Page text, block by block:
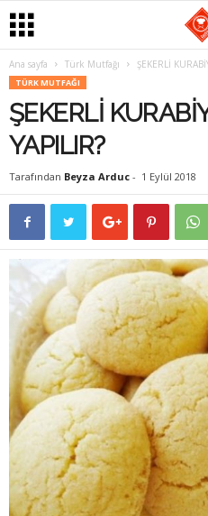
Ana sayfa Türk Mutfağı ŞEKERLİ
TÜRK MUTFAĞI
ŞEKERLİ
YAPILIR?
Tarafından Beyza Arduc - 1 Eylül 2018